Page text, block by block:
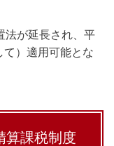
法が延長され、平
て）適用可能とな
算課税制度